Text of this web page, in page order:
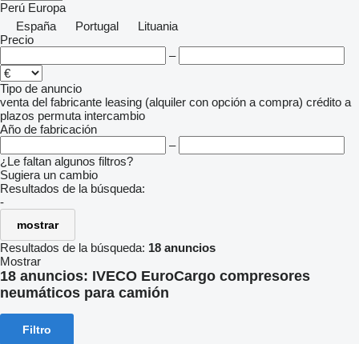
Perú Europa
España
Portugal
Lituania
Precio
–
Tipo de anuncio
venta del fabricante leasing (alquiler con opción a compra) crédito a
plazos permuta intercambio
Año de fabricación
–
¿Le faltan algunos filtros?
Sugiera un cambio
Resultados de la búsqueda:
-
mostrar
Resultados de la búsqueda: 18 anuncios
Mostrar
18 anuncios: IVECO EuroCargo compresores
neumáticos para camión
Filtro